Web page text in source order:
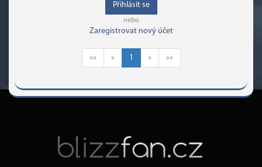
Přihlásit se
nebo
Zaregistrovat nový účet
«« « 1 » »»